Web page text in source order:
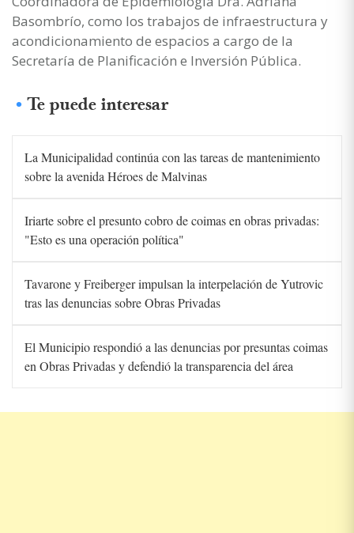
Basombrío, como los trabajos de infraestructura y
acondicionamiento de espacios a cargo de la
Secretaría de Planificación e Inversión Pública.
Te puede interesar
La Municipalidad continúa con las tareas de mantenimiento
sobre la avenida Héroes de Malvinas
Iriarte sobre el presunto cobro de coimas en obras privadas:
"Esto es una operación política"
Tavarone y Freiberger impulsan la interpelación de Yutrovic
tras las denuncias sobre Obras Privadas
El Municipio respondió a las denuncias por presuntas coimas
en Obras Privadas y defendió la transparencia del área